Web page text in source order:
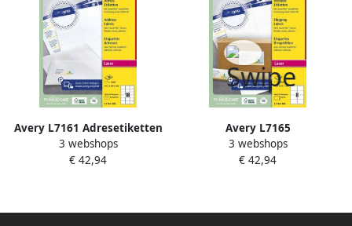
Avery L7161 Adresetiketten
Laser Ultragrip wit 100
vellen 18 per vel 63 5 x 46 6
3 webshops
€ 42,94
Avery L7165
Verzendetiketten Laser
Ultragrip wit 100 vellen 8 per
3 webshops
€ 42,94